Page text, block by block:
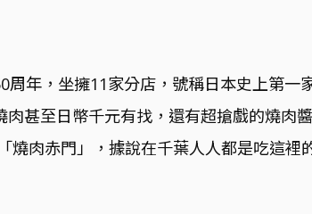
年，坐擁11家分店，號稱日本史上第一
甚至日幣千元有找，還有超搶戲的燒肉
肉赤門」，據說在千葉人人都是吃這裡